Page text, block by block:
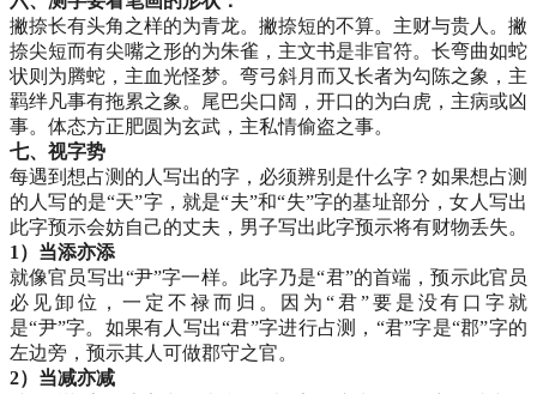
撇捺长有头角之样的为青龙。撇捺短的不算。主财与贵人。撇
捺尖短而有尖嘴之形的为朱雀，主文书是非官符。长弯曲如蛇
状则为腾蛇，主血光怪梦。弯弓斜月而又长者为勾陈之象，主
羁绊凡事有拖累之象。尾巴尖口阔，开口的为白虎，主病或凶
事。体态方正肥圆为玄武，主私情偷盗之事。
七、视字势
每遇到想占测的人写出的字，必须辨别是什么字？如果想占测
的人写的是“天”字，就是“夫”和“失”字的基址部分，女人写出
此字预示会妨自己的丈夫，男子写出此字预示将有财物丢失。
1）当添亦添
就像官员写出“尹”字一样。此字乃是“君”的首端，预示此官员
必见卸位，一定不禄而归。因为“君”要是没有口字就
是“尹”字。如果有人写出“君”字进行占测，“君”字是“郡”字的
左边旁，预示其人可做郡守之官。
2）当减亦减